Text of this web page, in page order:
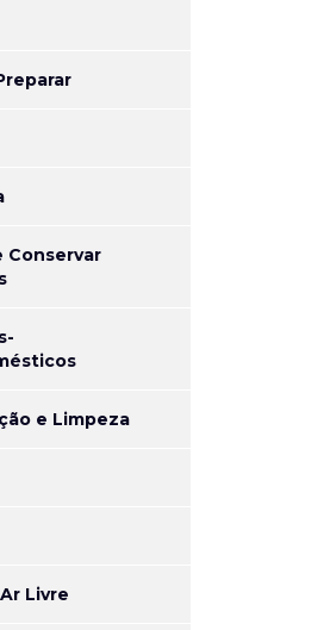
Conservar
e Limpeza
Livre